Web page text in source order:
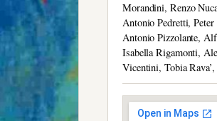
Morandini, Renzo
Antonio Pedretti,
Antonio Pizzolante,
Isabella Rigamonti,
Vicentini, Tobia